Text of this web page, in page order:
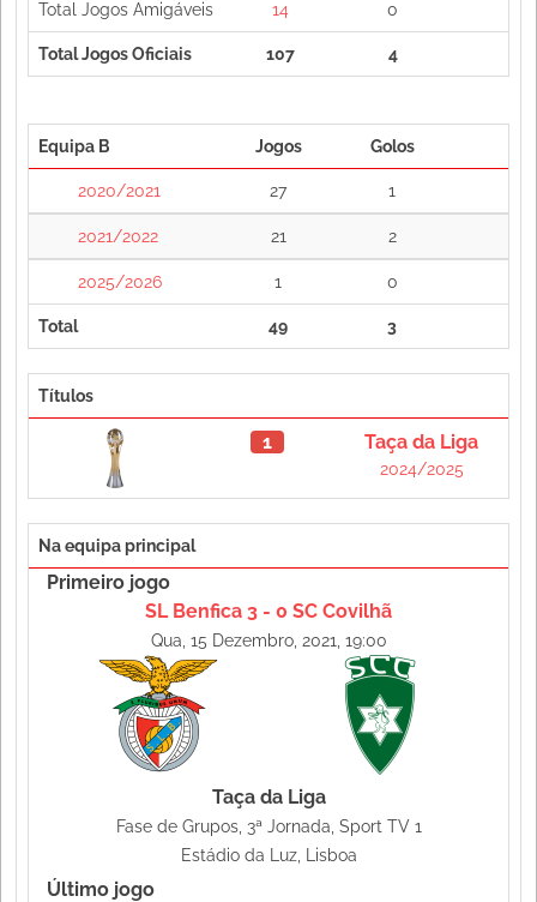
Total Jogos Amigáveis 14 0
Total Jogos Oficiais 107 4
Equipa B Jogos Golos
2020/2021 27 1
2021/2022 21 2
2025/2026 1 0
Total 49 3
Títulos
1 Taça da Liga
2024/2025
Na equipa principal
Primeiro jogo
SL Benfica 3 - 0 SC Covilhã
Qua, 15 Dezembro, 2021, 19:00
Taça da Liga
Fase de Grupos, 3ª Jornada, Sport TV 1
Estádio da Luz, Lisboa
Último jogo